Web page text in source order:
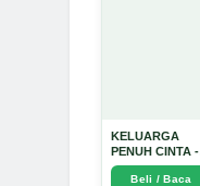
KELUARGA
PENUH CINTA -
Arda Dinata
Beli / Baca